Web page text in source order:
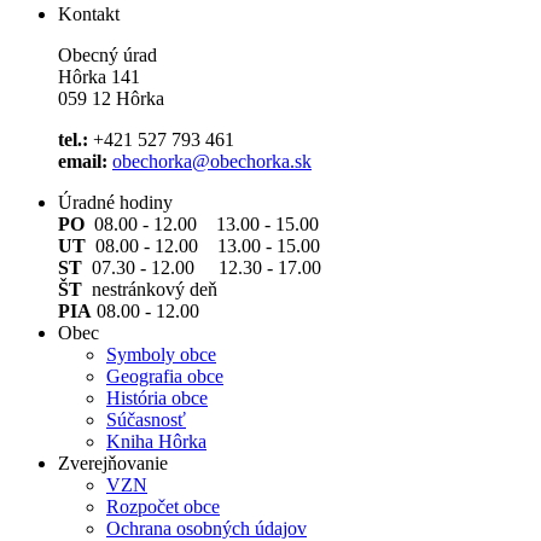
Kontakt
Obecný úrad
Hôrka 141
059 12 Hôrka
tel.: +421 527 793 461
email: obechorka@obechorka.sk
Úradné hodiny
PO 08.00 - 12.00 13.00 - 15.00
UT 08.00 - 12.00 13.00 - 15.00
ST 07.30 - 12.00 12.30 - 17.00
ŠT nestránkový deň
PIA 08.00 - 12.00
Obec
Symboly obce
Geografia obce
História obce
Súčasnosť
Kniha Hôrka
Zverejňovanie
VZN
Rozpočet obce
Ochrana osobných údajov